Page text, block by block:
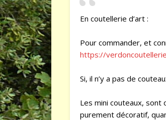
En coutellerie d’art :
Pour commander, et
https://
Si, il n’y a pas de
Les mini couteaux, sont
purement décoratif,